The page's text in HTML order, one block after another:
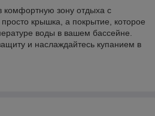
комфортную зону отдыха с
крышка, а покрытие, которое
воды в вашем бассейне.
и наслаждайтесь купанием в